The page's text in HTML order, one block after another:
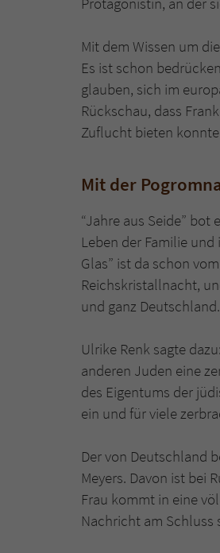
Mit dem Wissen um
Es ist schon
glauben, sich im
Rückschau, dass
Zuflucht bieten
Mit der
“Jahre aus Seide”
Leben der Familie
Glas” ist da schon
Reichskristallnacht,
und ganz Deutschland.
Ulrike Renk sagte
anderen Juden eine
des Eigentums der
ein und für viele
Der von Deutschland
Meyers. Davon ist bei
Frau kommt in eine
Nachricht am Schluss